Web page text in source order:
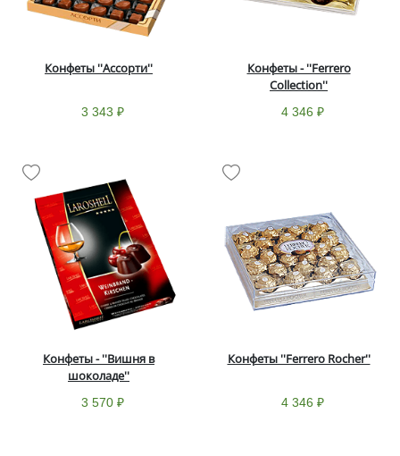
Конфеты ''Ассорти''
3 343 ₽
Конфеты - ''Ferrero
Collection''
4 346 ₽
Конфеты - ''Вишня в
шоколаде''
3 570 ₽
Конфеты ''Ferrero Rocher''
4 346 ₽